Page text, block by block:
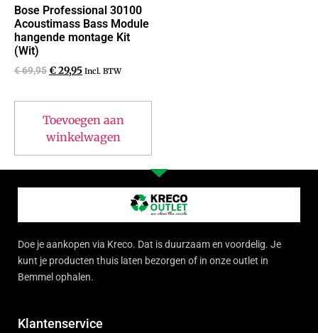
Bose Professional 30100
Acoustimass Bass Module
hangende montage Kit
(Wit)
€69,95€29,95 Incl. BTW
Toevoegen aan
winkelwagen
Doe je aankopen via Kreco. Dat is duurzaam en voordelig. Je
kunt je producten thuis laten bezorgen of in onze outlet in
Bemmel ophalen.
Klantenservice